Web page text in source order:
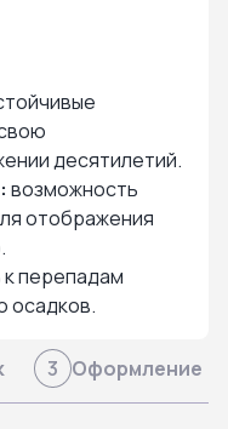
десятилетий.
возможность
отображения
перепадам
осадков.
3 Оформление